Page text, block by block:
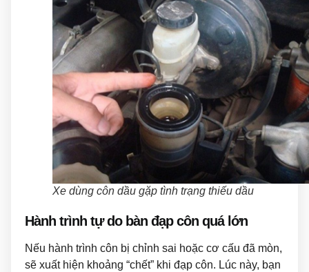
Xe dùng côn dầu gặp tình trạng thiếu dầu
Hành trình tự do bàn đạp côn quá lớn
Nếu hành trình côn bị chỉnh sai hoặc cơ cấu đã mòn,
sẽ xuất hiện khoảng “chết” khi đạp côn. Lúc này, bạn